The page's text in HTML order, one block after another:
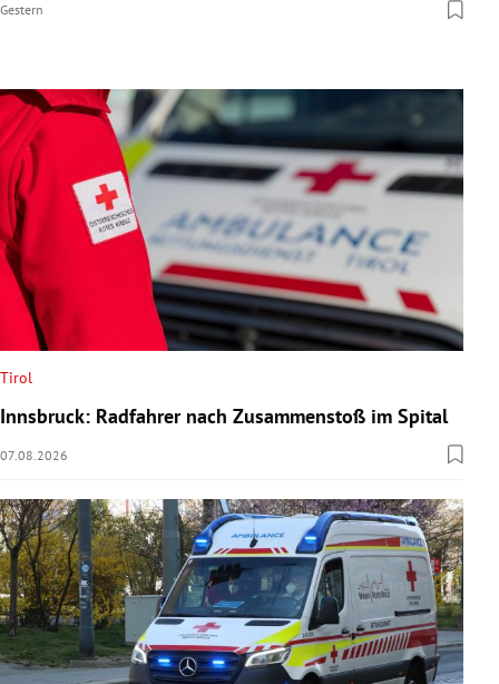
Gestern
Tirol
Innsbruck: Radfahrer nach Zusammenstoß im Spital
07.08.2026